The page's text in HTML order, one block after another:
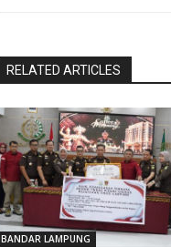
RELATED ARTICLES
BANDAR LAMPUNG